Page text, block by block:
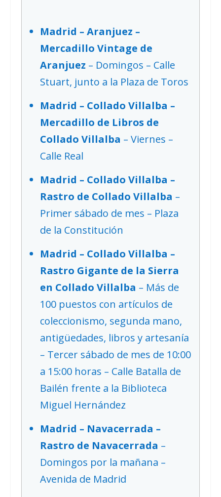
Madrid – Aranjuez –
Mercadillo Vintage de
Aranjuez – Domingos – Calle
Stuart, junto a la Plaza de Toros
Madrid – Collado Villalba –
Mercadillo de Libros de
Collado Villalba – Viernes –
Calle Real
Madrid – Collado Villalba –
Rastro de Collado Villalba –
Primer sábado de mes – Plaza
de la Constitución
Madrid – Collado Villalba –
Rastro Gigante de la Sierra
en Collado Villalba – Más de
100 puestos con artículos de
coleccionismo, segunda mano,
antigüedades, libros y artesanía
– Tercer sábado de mes de 10:00
a 15:00 horas – Calle Batalla de
Bailén frente a la Biblioteca
Miguel Hernández
Madrid – Navacerrada –
Rastro de Navacerrada –
Domingos por la mañana –
Avenida de Madrid